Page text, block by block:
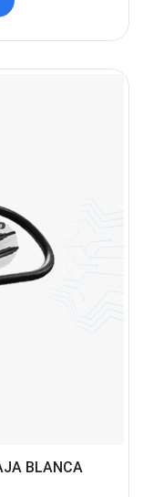
BLANCA